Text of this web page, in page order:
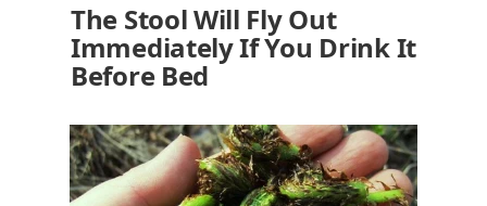
The Stool Will Fly Out
Immediately If You Drink It
Before Bed